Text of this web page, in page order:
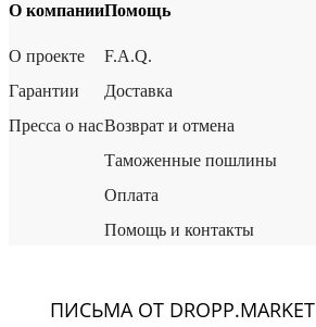
О компании
О проекте
Гарантии
Пресса о нас
Помощь
F.A.Q.
Доставка
Возврат и отмена
Таможенные пошлины
Оплата
Помощь и контакты
ПИСЬМА ОТ DROPP.MARKET